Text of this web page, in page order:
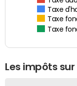
Taxe
Taxe
Taxe
Les impôts